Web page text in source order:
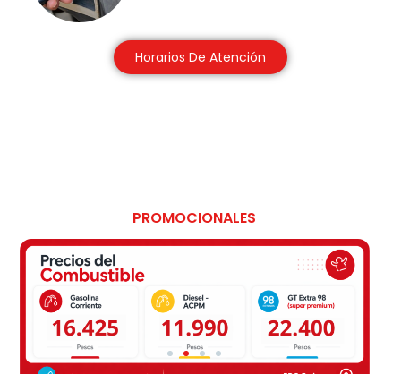
Horarios De Atención
PROMOCIONALES
Siempre buscamos premiarte